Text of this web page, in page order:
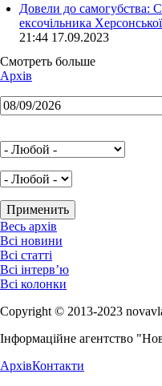
Довели до самогубства:
ексочільника
21:44 17.09.2023
Смотреть больше
Архів
Весь архів
Всі новини
Всі статті
Всі інтерв’ю
Всі колонки
Copyright © 2013-2023
Інформаційне агентство
АрхівКонтакти